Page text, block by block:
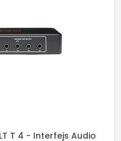
T 4 - Interfejs Audio